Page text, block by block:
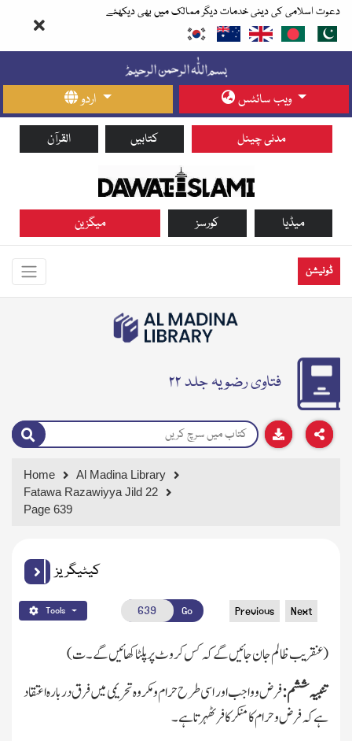
دعوت اسلامی کی دینی خدمات دیگر ممالک میں بھی دیکھئے
اردو ویب سائٹس
القرآن کتابیں مدنی چینل
میگزین کورسز میڈیا
ڈونیشن
فتاوی رضویہ جلد ۲۲
Home
Al Madina Library
Fatawa Razawiyya Jild 22
Page 639
کیٹیگریز
Tools Go Previous Next
(عنقریب ظالم جان جائیں گے کہ کس کروٹ پر پلٹا کھائیں گے۔ت)
تنبیہ ششم:فرض وواجب اور اسی طرح حرام ومکروہ تحریمی میں فرق دربارہ اعتقاد
ہے کہ فرض وحرام کا منکر کافر ٹھہرتا ہے۔